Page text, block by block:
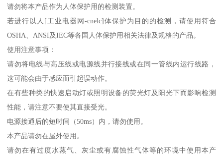
请勿将本产品作为人体保护用的检测装置。
若进行以人[工业电器网-cnelc]体保护为目的的检测，请使用符合
OSHA、ANSI及IEC等各国人体保护用相关法律及规格的产品。
使用注意事项：
请勿将电线与高压线或电源线并行接线或在同一管线内运行线路，
这可能会由于感应而引起误动作。
在有些种类的快速启动灯或照明设备的荧光灯及阳光下而影响检测
性能，请注意不要使其直接受光。
电源接通后的短时间（50ms）内，请勿使用。
本产品请勿在屋外使用。
请勿在有过度水蒸气、灰尘或有腐蚀性气体等的环境中使用本产